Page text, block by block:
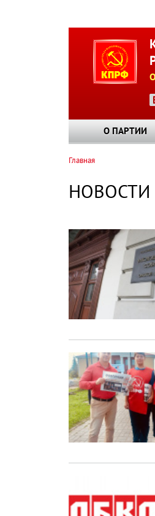
О ПАРТИИ
навигации
Главная